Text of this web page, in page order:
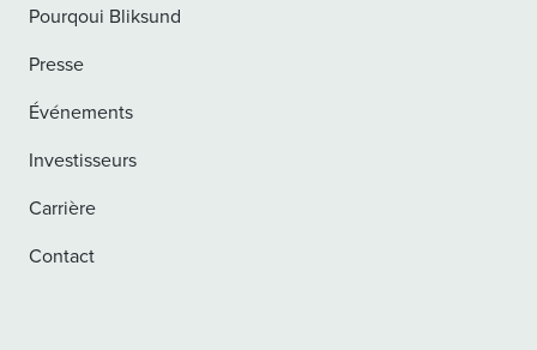
Pourqoui Bliksund
Presse
Événements
Investisseurs
Carrière
Contact